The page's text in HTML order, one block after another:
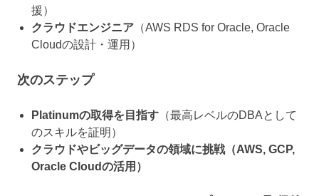
援）
クラウドエンジニア （AWS RDS for Oracle, Oracle
Cloudの設計・運用）
次のステップ
Platinumの取得を目指す （最高レベルのDBAとして
のスキルを証明）
クラウドやビッグデータの領域に挑戦（AWS, GCP,
Oracle Cloudの活用）